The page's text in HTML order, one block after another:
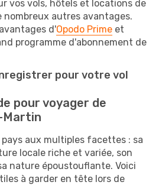
vos vols, hôtels et locations de
nombreux autres avantages.
d'Opodo Prime et
programme d'abonnement de
pour votre vol
pour voyager de
Martin
aux multiples facettes : sa
locale riche et variée, son
nature époustouflante. Voici
à garder en tête lors de